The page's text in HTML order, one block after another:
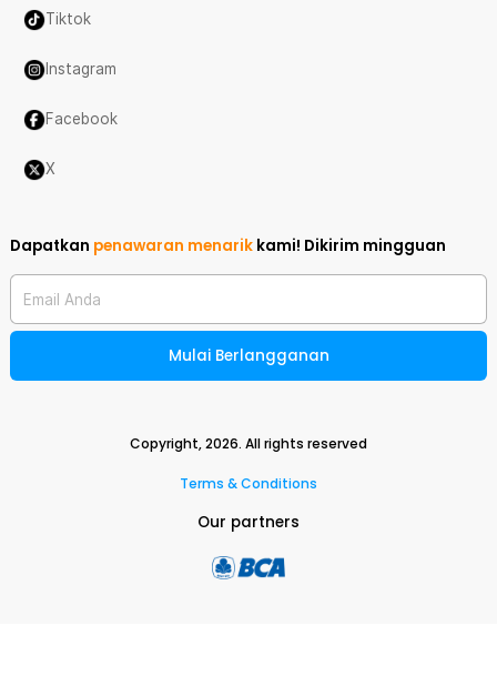
Tiktok
Instagram
Facebook
X
Dapatkan penawaran menarik kami! Dikirim mingguan
Email Anda
Mulai Berlangganan
Copyright,2026. All rights reserved
Terms & Conditions
Our partners